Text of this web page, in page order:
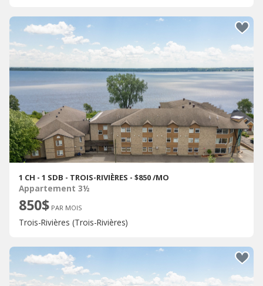
1 CH - 1 SDB - TROIS-RIVIÈRES - $850 /MO
Appartement 3½
850$ PAR MOIS
Trois-Rivières (Trois-Rivières)